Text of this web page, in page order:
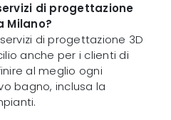
di progettazione
Milano?
di progettazione 3D
anche per i clienti di
al meglio ogni
bagno, inclusa la